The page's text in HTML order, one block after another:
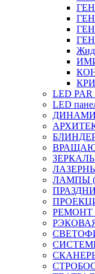
LED PAR
LED
ЛАМПЫ
РЕМОНТ